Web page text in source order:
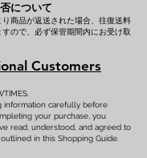
について
り商品が返送された場合、往復送料
ので、必ず保管期間内にお受け取
Customers
information carefully before
your purchase, you
read, understood, and agreed to
in this Shopping Guide.